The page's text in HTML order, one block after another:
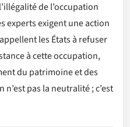
de l’occupation
experts exigent une action
les États à refuser
à cette occupation,
du patrimoine et des
pas la neutralité ; c’est